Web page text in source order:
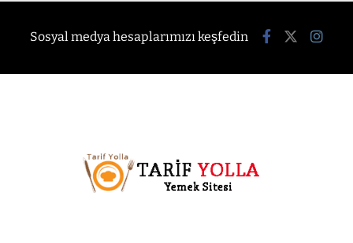
Sosyal medya hesaplarımızı keşfedin